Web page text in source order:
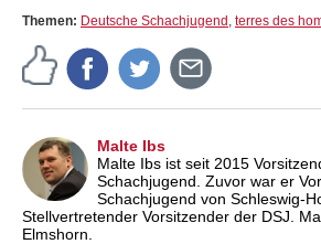
Themen: Deutsche Schachjugend , terres des
Malte Ibs
Malte Ibs ist seit 2015
Schachjugend. Zuvor war er
Schachjugend von Schleswig-
Stellvertretender Vorsitzender der DSJ.
Elmshorn.